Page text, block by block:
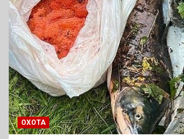
ОХОТА